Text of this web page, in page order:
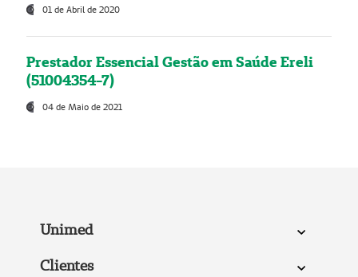
01 de Abril de 2020
Prestador Essencial Gestão em Saúde Ereli
(51004354-7)
04 de Maio de 2021
Unimed
Clientes